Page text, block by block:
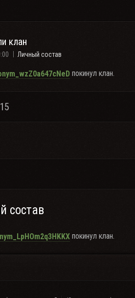
клан
Личный состав
покинул клан.
состав
покинул клан.